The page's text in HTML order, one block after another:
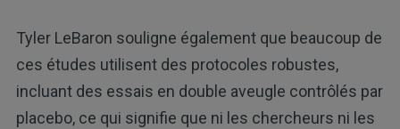
Tyler LeBaron souligne également que beaucoup de
ces études utilisent des protocoles robustes,
incluant des essais en double aveugle contrôlés par
placebo, ce qui signifie que ni les chercheurs ni les